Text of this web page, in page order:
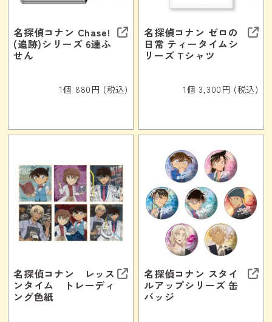
名探偵コナン Chase!
(追跡)シリーズ 6連ふ
せん
1個 880円 (税込)
名探偵コナン ゼロの
日常 ティータイムシ
リーズ Tシャツ
1個 3,300円 (税込)
名探偵コナン レッス
ンタイム トレーディ
ング色紙
名探偵コナン スタイ
ルアップシリーズ 缶
バッジ